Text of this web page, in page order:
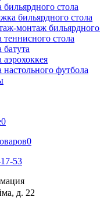
бильярдного стола
бильярдного стола
монтаж бильярдного
теннисного стола
аэрохоккея
настольного футбола
0
0
53
д. 22